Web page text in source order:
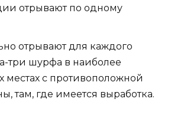
отрывают по одному
отрывают для каждого
три шурфа в наиболее
местах с противоположной
там, где имеется выработка.